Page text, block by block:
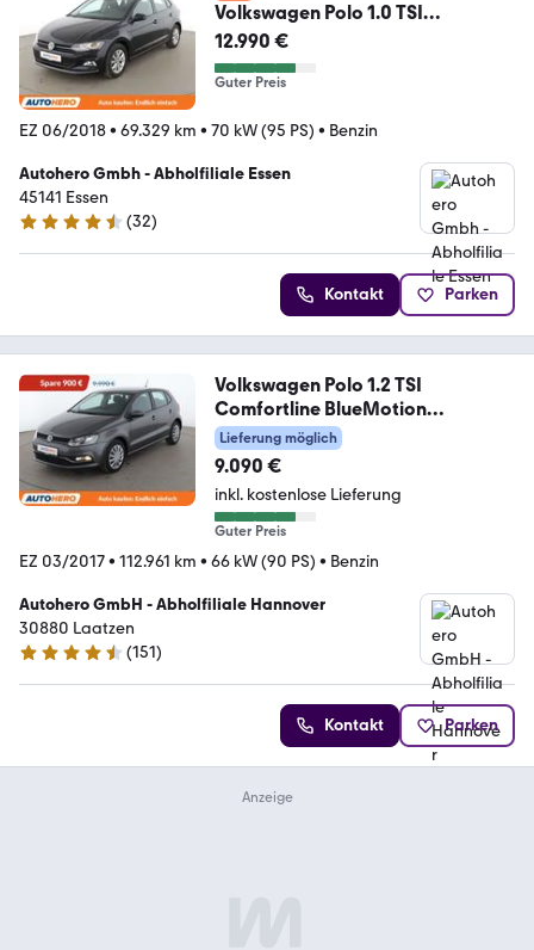
Volkswagen Polo 1.0 TSI
Highline*LIMITER*PDC*SHZ*BLUE
TOOTH*
12.990 €
Guter Preis
EZ 06/2018• 69.329 km • 70 kW (95 PS) • Benzin
Autohero Gmbh - Abholfiliale Essen
45141 Essen
4.7 Sterne
(32)
Kontakt Parken
Volkswagen Polo 1.2 TSI
Comfortline BlueMotion
Tech*TEMPO*
Lieferung möglich
9.090 €
inkl. kostenlose Lieferung
Guter Preis
EZ 03/2017• 112.961 km • 66 kW (90 PS) • Benzin
Autohero GmbH - Abholfiliale Hannover
30880 Laatzen
4.7 Sterne
(151)
Kontakt Parken